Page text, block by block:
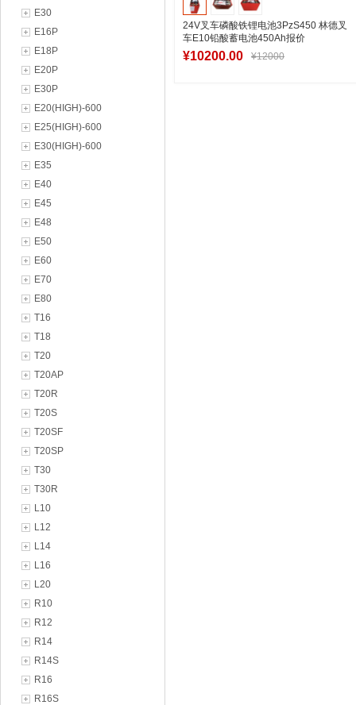
E30
E16P
E18P
E20P
E30P
E20(HIGH)-600
E25(HIGH)-600
E30(HIGH)-600
E35
E40
E45
E48
E50
E60
E70
E80
T16
T18
T20
T20AP
T20R
T20S
T20SF
T20SP
T30
T30R
L10
L12
L14
L16
L20
R10
R12
R14
R14S
R16
R16S
24V叉车磷酸铁锂电池3PzS450 林德叉
车E10铅酸蓄电池450Ah报价
¥10200.00 ¥12000